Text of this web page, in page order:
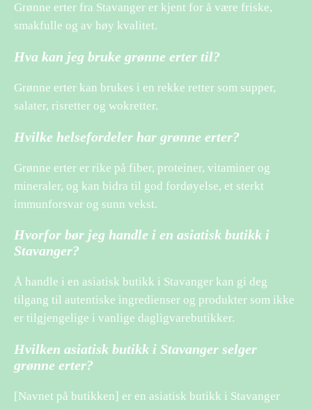
Grønne erter fra Stavanger er kjent for å være friske,
smakfulle og av høy kvalitet.
Hva kan jeg bruke grønne erter til?
Grønne erter kan brukes i en rekke retter som supper,
salater, risretter og wokretter.
Hvilke helsefordeler har grønne erter?
Grønne erter er rike på fiber, proteiner, vitaminer og
mineraler, og kan bidra til god fordøyelse, et sterkt
immunforsvar og sunn vekst.
Hvorfor bør jeg handle i en asiatisk butikk i
Stavanger?
Å handle i en asiatisk butikk i Stavanger kan gi deg
tilgang til autentiske ingredienser og produkter som ikke
er tilgjengelige i vanlige dagligvarebutikker.
Hvilken asiatisk butikk i Stavanger selger
grønne erter?
[Navnet på butikken] er en asiatisk butikk i Stavanger